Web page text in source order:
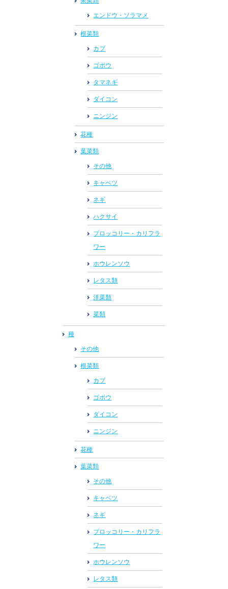
エンドウ・ソラマメ
根菜類
カブ
ゴボウ
タマネギ
ダイコン
ニンジン
花種
葉菜類
その他
キャベツ
ネギ
ハクサイ
ブロッコリー・カリフラ
ワー
ホウレンソウ
レタス類
洋菜類
菜類
種
その他
根菜類
カブ
ゴボウ
ダイコン
ニンジン
花種
葉菜類
その他
キャベツ
ネギ
ブロッコリー・カリフラ
ワー
ホウレンソウ
レタス類